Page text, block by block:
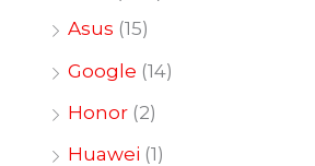
Asus (15)
Google (14)
Honor (2)
Huawei (1)